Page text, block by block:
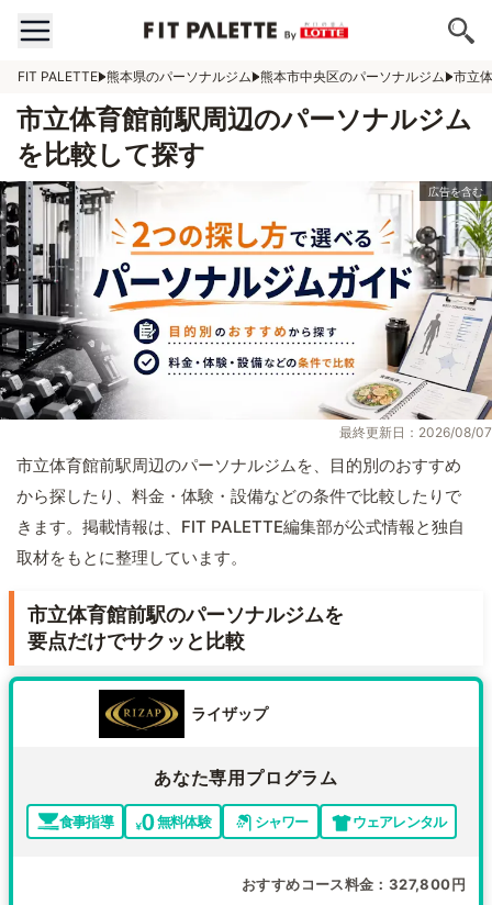
FIT PALETTE 熊本県のパーソナルジム 熊本市中央区のパーソナルジム 市立
市立体育館前駅周辺のパーソナルジム
を比較して探す
最終更新日：2026/08/07
市立体育館前駅周辺のパーソナルジムを、目的別のおすすめ
から探したり、料金・体験・設備などの条件で比較したりで
きます。掲載情報は、FIT PALETTE編集部が公式情報と独自
取材をもとに整理しています。
市立体育館前駅のパーソナルジムを
要点だけでサクッと比較
ライザップ
あなた専用プログラム
食事指導 無料体験 シャワー ウェアレンタル
おすすめコース料金 327,800円